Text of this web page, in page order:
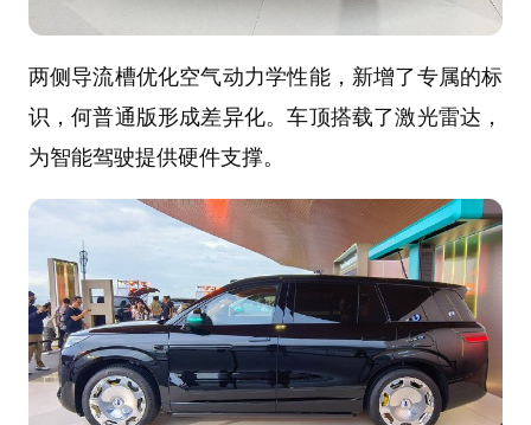
两侧导流槽优化空气动力学性能，新增了专属的标
识，何普通版形成差异化。车顶搭载了激光雷达，
为智能驾驶提供硬件支撑。